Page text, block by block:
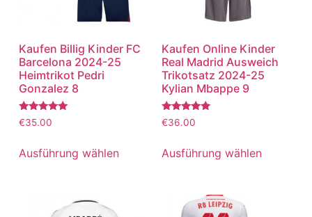
Kaufen Billig Kinder FC
Barcelona 2024-25
Heimtrikot Pedri
Gonzalez 8
Bewertet
mit
von 5
€35.00
Ausführung wählen
Kaufen Online Kinder
Real Madrid Ausweich
Trikotsatz 2024-25
Kylian Mbappe 9
Bewertet
mit
von 5
€36.00
Ausführung wählen